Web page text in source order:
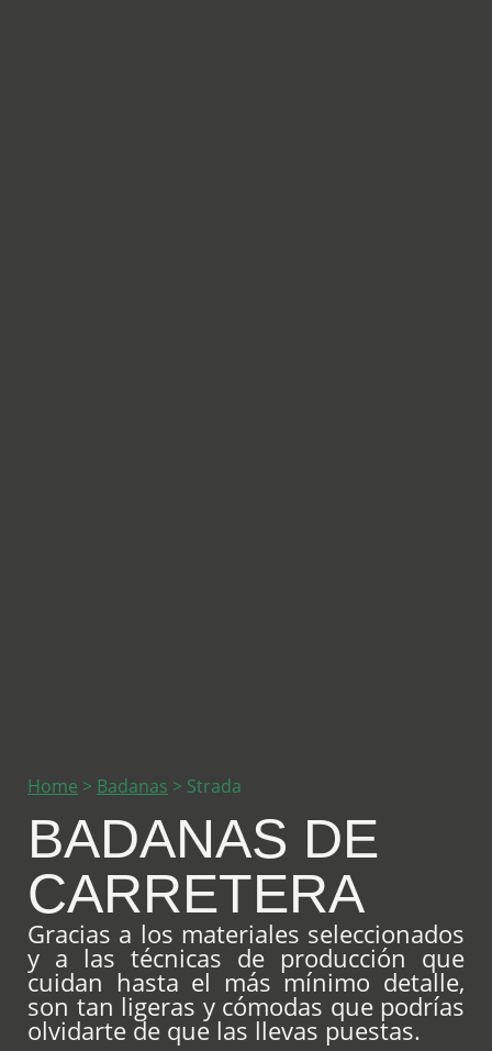
Home > Badanas > Strada
BADANAS DE
CARRETERA
Gracias a los materiales seleccionados
y a las técnicas de producción que
cuidan hasta el más mínimo detalle,
son tan ligeras y cómodas que podrías
olvidarte de que las llevas puestas.